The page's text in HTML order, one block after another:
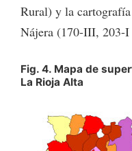
Rural) y la
Nájera (170-III, 203-
Fig. 4. Mapa de
La Rioja Alta